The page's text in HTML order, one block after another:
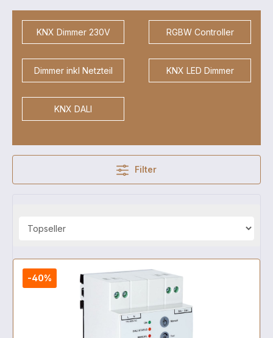
KNX Dimmer 230V RGBW Controller
Dimmer inkl Netzteil KNX LED Dimmer
KNX DALI
Filter
-40%